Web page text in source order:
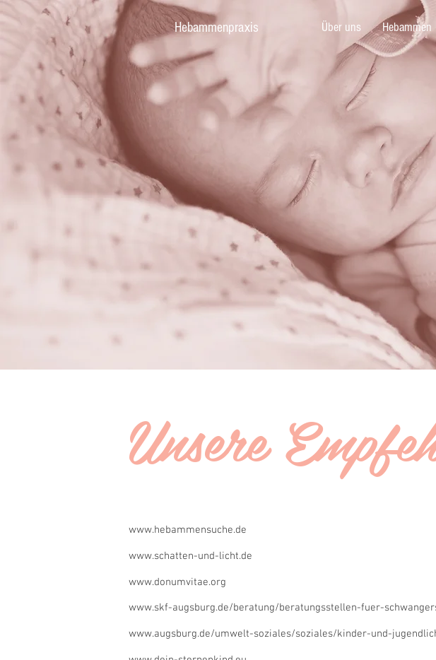
Hebammenpraxis Über uns Hebammen
Unsere
www.hebammensuche.de
www.schatten-und-licht.de
www.donumvitae.org
www.skf-augsburg.de/beratung/beratungsstellen-fuer-
www.augsburg.de/umwelt-soziales/soziales/kinder-und-